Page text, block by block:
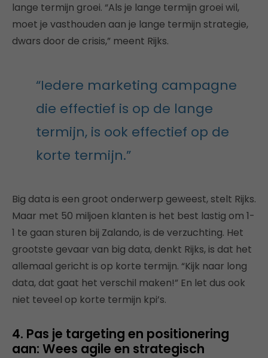
lange termijn groei. “Als je lange termijn groei wil,
moet je vasthouden aan je lange termijn strategie,
dwars door de crisis,” meent Rijks.
“Iedere marketing campagne
die effectief is op de lange
termijn, is ook effectief op de
korte termijn.”
Big data is een groot onderwerp geweest, stelt Rijks.
Maar met 50 miljoen klanten is het best lastig om 1-
1 te gaan sturen bij Zalando, is de verzuchting. Het
grootste gevaar van big data, denkt Rijks, is dat het
allemaal gericht is op korte termijn. “Kijk naar long
data, dat gaat het verschil maken!” En let dus ook
niet teveel op korte termijn kpi’s.
4. Pas je targeting en positionering
aan: Wees agile en strategisch